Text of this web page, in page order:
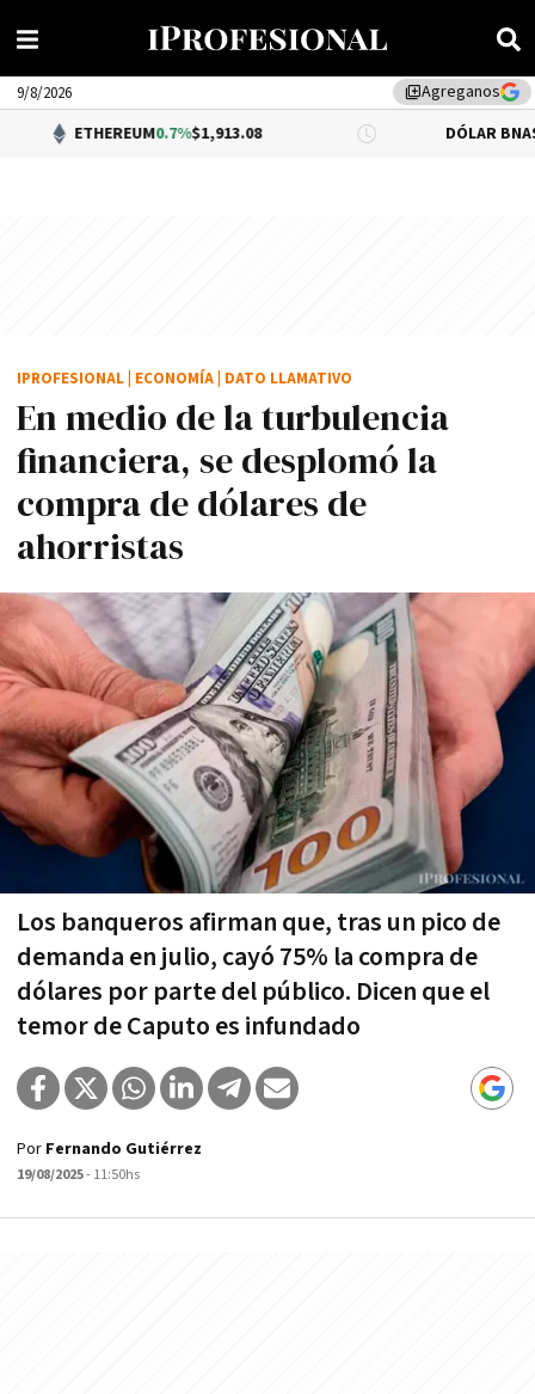
library_addAgreganos
9/8/2026
0.7%$1,913.08 DÓLAR BNA $1,520.00
En medio de la turbulencia
financiera, se desplomó la
compra de dólares de
ahorristas
Los banqueros afirman que, tras un pico de
demanda en julio, cayó 75% la compra de
dólares por parte del público. Dicen que el
temor de Caputo es infundado
IPROFESIONAL ECONOMÍA DATO LLAMATIVO
Por Fernando Gutiérrez
19/08/2025- 11:50hs